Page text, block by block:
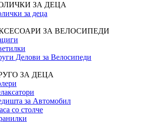
ЗА ДЕЦА
за деца
ЗА ВЕЛОСИПЕДИ
Делови за Велосипеди
ЗА ДЕЦА
за Автомобил
со столче